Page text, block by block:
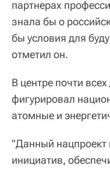
партнерах
знала бы о
бы условия для
отметил он.
В центре почти
фигурировал
атомные и
"Данный нацпроект
инициатив,